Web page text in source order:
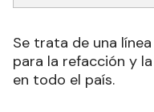
Se trata de una
para la refacción y
en todo el país.